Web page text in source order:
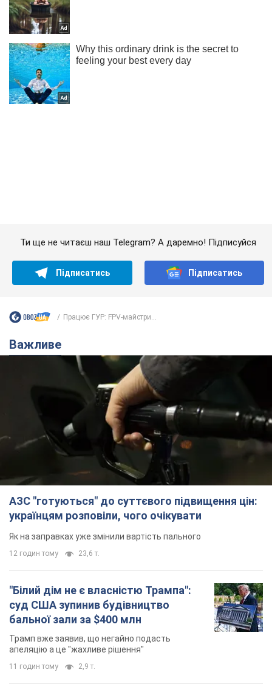
АЗС "готуються" до суттєвого підвищення цін:
українцям розповіли, чого очікувати
Як на заправках уже змінили вартість пального
12 годин тому
"Білий дім не є власністю Трампа":
суд США зупинив будівництво
бальної зали за $400 млн
Трамп вже заявив, що негайно подасть
Війна змінює не лише тактику: в НГУ
показали інженерні рішення проти
російських FPV-дронів. Фото
"Шаленого Макса"